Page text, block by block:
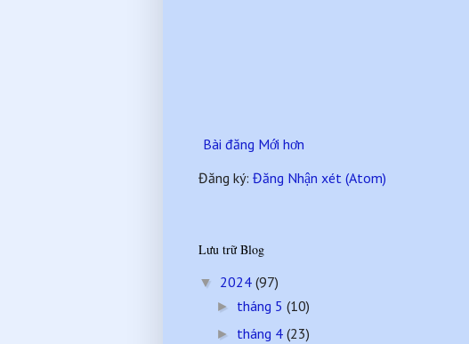
Bài đăng Mới hơn
Đăng ký: Đăng Nhận xét (Atom)
Lưu trữ Blog
▼ 2024 (97)
► tháng 5 (10)
► tháng 4 (23)